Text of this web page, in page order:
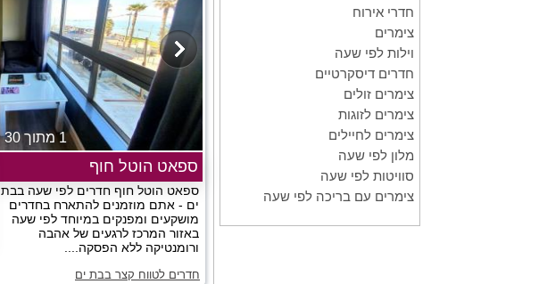
חדרי אירוח
צימרים
וילות לפי שעה
חדרים דיסקרטיים
צימרים זולים
צימרים לזוגות
צימרים לחיילים
מלון לפי שעה
סוויטות לפי שעה
צימרים עם בריכה לפי שעה
1 מתוך 30
ספאט הוטל חוף
ספאט הוטל חוף חדרים לפי שעה בבת
ים - אתם מוזמנים להתארח בחדרים
מושקעים ומפנקים במיוחד לפי שעה
באזור המרכז לרגעים של אהבה
ורומנטיקה ללא הפסקה....
חדרים לטווח קצר בבת ים